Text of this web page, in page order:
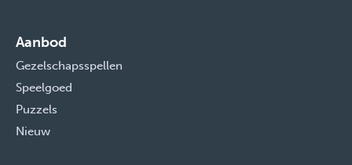
Aanbod
Gezelschapsspellen
Speelgoed
Puzzels
Nieuw